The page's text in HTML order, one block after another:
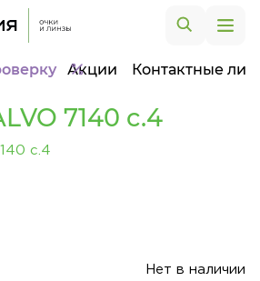
Акции Контактные
7140 c.4
Нет в наличии